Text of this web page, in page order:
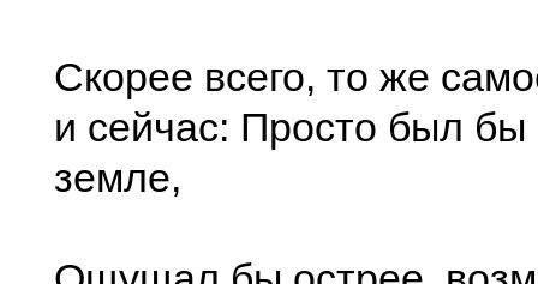
Скорее всего, то же
и сейчас: Просто был бы
земле,